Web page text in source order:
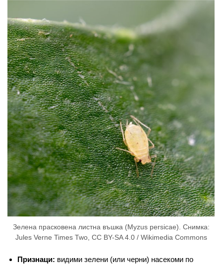
Зелена прасковена листна въшка (Myzus persicae). Снимка:
Jules Verne Times Two, CC BY-SA 4.0 / Wikimedia Commons
Признаци: видими зелени (или черни) насекоми по